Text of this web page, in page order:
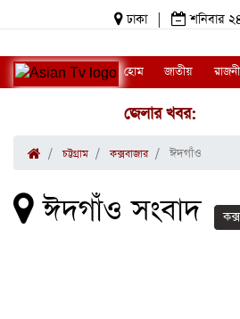
ঢাকা শনিবার
হোম জাতীয়
জেলার খবর:
চট্টগ্রাম কক্সবাজার ঈদগাঁও
ঈদগাঁও সংবাদ